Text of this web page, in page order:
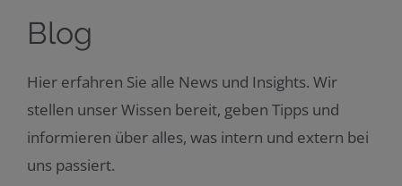
Blog
Hier erfahren Sie alle News und Insights. Wir
stellen unser Wissen bereit, geben Tipps und
informieren über alles, was intern und extern bei
uns passiert.